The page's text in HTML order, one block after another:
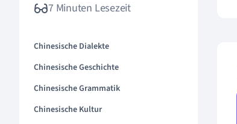
7 Minuten Lesezeit
Chinesische Dialekte
Chinesische Geschichte
Chinesische Grammatik
Chinesische Kultur